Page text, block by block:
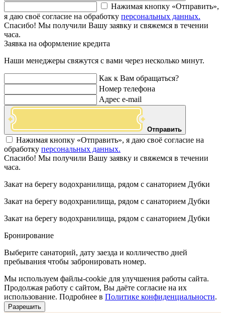
Нажимая кнопку «Отправить»,
я даю своё согласие на обработку персональных данных.
Спасибо! Мы получили Вашу заявку и свяжемся в течении
часа.
Заявка на оформление кредита
Наши менеджеры свяжутся с вами через несколько минут.
Как к Вам обращаться?
Номер телефона
Адрес e-mail
Отправить
Нажимая кнопку «Отправить», я даю своё согласие на
обработку персональных данных.
Спасибо! Мы получили Вашу заявку и свяжемся в течении
часа.
Закат на берегу водохранилища, рядом с санаторием Дубки
Закат на берегу водохранилища, рядом с санаторием Дубки
Закат на берегу водохранилища, рядом с санаторием Дубки
Бронирование
Выберите санаторий, дату заезда и колличество дней
пребывания чтобы забронировать номер.
Мы используем файлы-cookie для улучшения работы сайта.
Продолжая работу с сайтом, Вы даёте согласие на их
использование. Подробнее в Политике конфиденциальности.
Разрешить